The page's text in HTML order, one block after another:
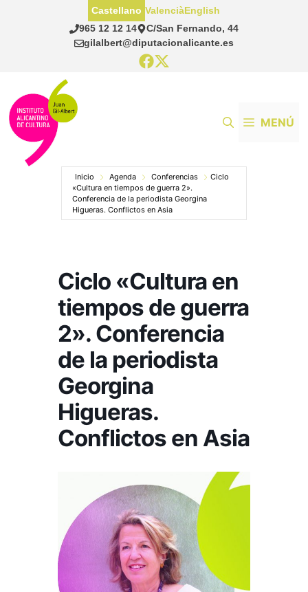
965 12 12 14
C/San Fernando, 44
gilalbert@diputacionalicante.es
Castellano ValenciàEnglish
MENÚ
Inicio Agenda Conferencias
Ciclo
«Cultura en tiempos de guerra 2».
Conferencia de la periodista Georgina
Higueras. Conflictos en Asia
Ciclo «Cultura en
tiempos de guerra
2». Conferencia
de la periodista
Georgina
Higueras.
Conflictos en Asia